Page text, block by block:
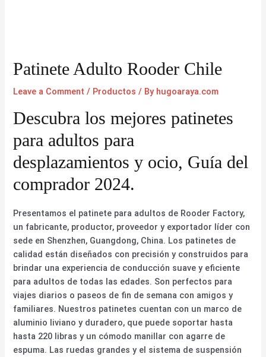
Patinete Adulto Rooder Chile
Leave a Comment / Productos / By hugoaraya.com
Descubra los mejores patinetes
para adultos para
desplazamientos y ocio, Guía del
comprador 2024.
Presentamos el patinete para adultos de Rooder Factory,
un fabricante, productor, proveedor y exportador líder con
sede en Shenzhen, Guangdong, China. Los patinetes de
calidad están diseñados con precisión y construidos para
brindar una experiencia de conducción suave y eficiente
para adultos de todas las edades. Son perfectos para
viajes diarios o paseos de fin de semana con amigos y
familiares. Nuestros patinetes cuentan con un marco de
aluminio liviano y duradero, que puede soportar hasta
hasta 220 libras y un cómodo manillar con agarre de
espuma. Las ruedas grandes y el sistema de suspensión